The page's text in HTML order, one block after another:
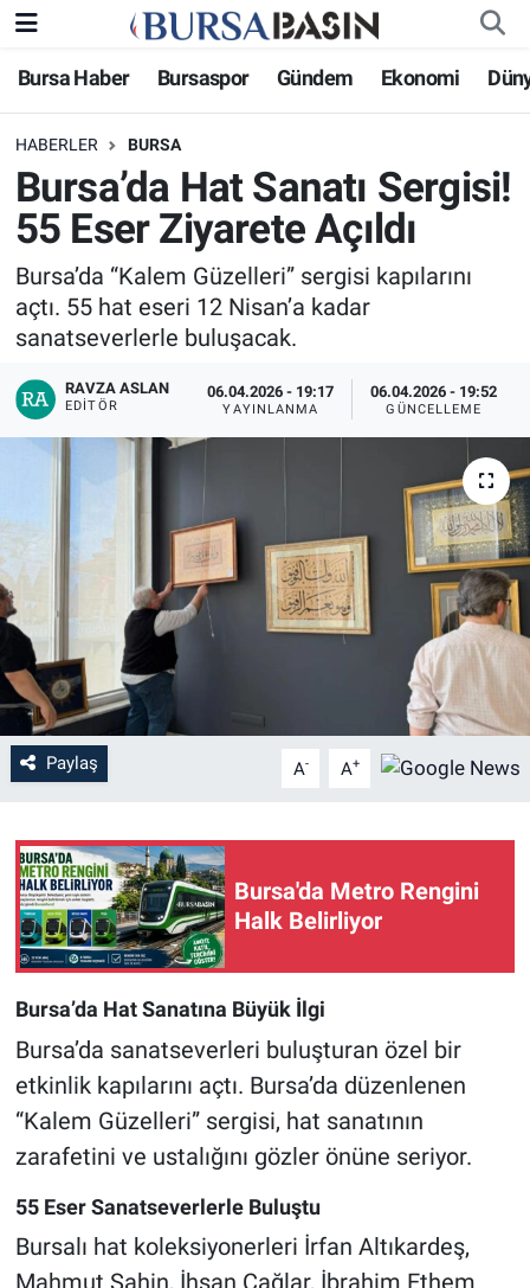
Bursa Haber Bursaspor Gündem Ekonomi
HABERLER BURSA
Bursa’da Hat Sanatı Sergisi!
55 Eser Ziyarete Açıldı
Bursa’da “Kalem Güzelleri” sergisi kapılarını
açtı. 55 hat eseri 12 Nisan’a kadar
sanatseverlerle buluşacak.
RAVZA ASLAN
EDITÖR
06.04.2026 - 19:17
YAYINLANMA
06.04.2026 - 19:52
GÜNCELLEME
Paylaş A- A+
Bursa'da Metro Rengini
Halk Belirliyor
Bursa’da Hat Sanatına Büyük İlgi
Bursa’da sanatseverleri buluşturan özel bir
etkinlik kapılarını açtı. Bursa’da düzenlenen
“Kalem Güzelleri” sergisi, hat sanatının
zarafetini ve ustalığını gözler önüne seriyor.
55 Eser Sanatseverlerle Buluştu
Bursalı hat koleksiyonerleri İrfan Altıkardeş,
Bursa Haber
Genel
Politika
Bilim, Teknoloji
KÜLTÜR-SANAT
Yerel
Bursaspor
Sağlık
Eğitim
Ekonomi
Dünya
Magazin
Siyaset
Yaşam
Spor
Nöbetçi Eczaneler
Bursa Nöbetçi Eczaneler
Bursa Hava Durumu
Bursa Namaz Vakitleri
Bursa Trafik Yoğunluk Haritası
Süper Lig Puan Durumu ve Fikstür
Tüm Manşetler
Son Dakika Haberleri